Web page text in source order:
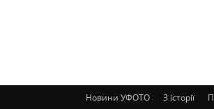
Новини УФОТО З історії